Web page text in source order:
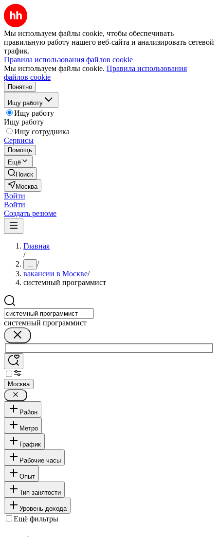
Мы используем файлы cookie, чтобы обеспечивать
правильную работу нашего веб-сайта и анализировать сетевой
трафик.
Правила использования файлов cookie
Мы используем файлы cookie. Правила использования
файлов cookie
Понятно
Ищу работу
Ищу работу
Ищу работу
Ищу сотрудника
Сервисы
Помощь
Ещё
Поиск
Москва
Войти
Войти
Создать резюме
Главная
/
... /
вакансии в Москве/
системный программист
системный программист
Москва
Район
Метро
График
Рабочие часы
Опыт
Тип занятости
Уровень дохода
Ещё фильтры